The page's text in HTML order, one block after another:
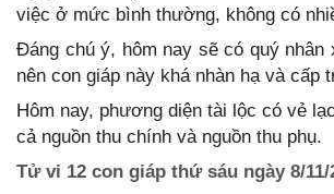
việc ở mức bình thường, không có
Đáng chú ý, hôm nay sẽ có quý nhân
nên con giáp này khá nhàn hạ và cấp
Hôm nay, phương diện tài lộc có vẻ
cả nguồn thu chính và nguồn thu phụ.
Tử vi 12 con giáp thứ sáu ngày 8/11/